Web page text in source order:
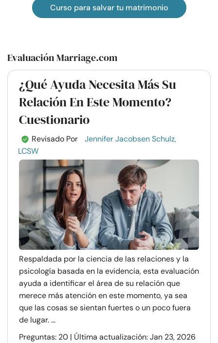
Curso para salvar tu matrimonio
Evaluación Marriage.com
¿Qué Ayuda Necesita Más Su
Relación En Este Momento?
Cuestionario
Revisado Por
Jennifer Jacobsen Schulz,
LCSW
Respaldada por la ciencia de las relaciones y la
psicología basada en la evidencia, esta evaluación
ayuda a identificar el área de su relación que
merece más atención en este momento, ya sea
que las cosas se sientan fuertes o un poco fuera
de lugar. ...
Preguntas: 20 | Última actualización: Jan 23, 2026